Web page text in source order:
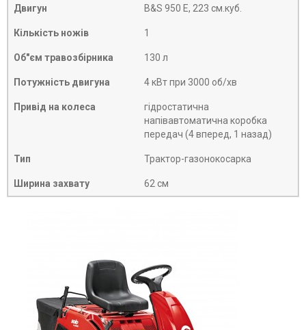
Двигун B&S 950 E, 223 см.куб.
Кількість ножів 1
Об"єм травозбірника 130 л
Потужність двигуна 4 кВт при 3000 об/хв
Привід на колеса
гідростатична
напівавтоматична коробка
передач (4 вперед, 1 назад)
Тип Трактор-газонокосарка
Ширина захвату 62 см